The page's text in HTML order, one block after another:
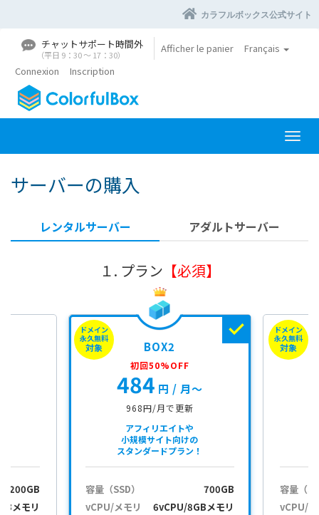
カラフルボックス公式サイト
チャットサポート時間外
（平日 9：30 〜 17：30）
Afficher le panier
Français
Connexion
Inscription
B
a
v
i
g
a
サーバーの購入
レンタルサーバー アダルトサーバー
１. プラン 【必須】
200GB
メモリ
ドメイン
永久無料
対象 BOX2
初回50%OFF
484 円 / 月〜
968円/月で更新
アフィリエイトや
小規模サイト向けの
スタンダードプラン！
容量（SSD）
700GB
vCPU/メモリ
6vCPU/8GBメモリ
ドメイン
永久無料
対象
容量（
vCPU/